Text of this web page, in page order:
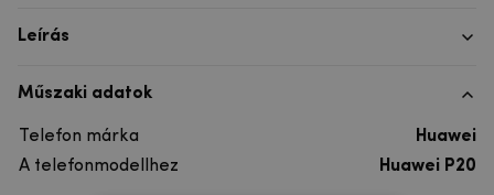
Leírás
Műszaki adatok
Telefon márka
Huawei
A telefonmodellhez
Huawei P20